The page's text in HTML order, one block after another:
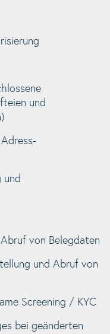
und
und
von Belegdaten
und Abruf von
Screening / KYC
bei geänderten